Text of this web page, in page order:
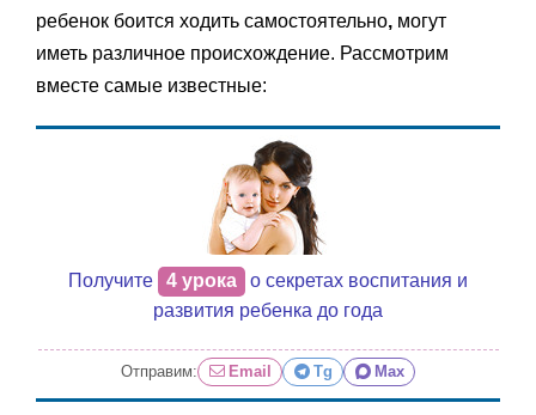
ребенок боится ходить самостоятельно, могут
иметь различное происхождение. Рассмотрим
вместе самые известные:
Получите 4 урока
о секретах воспитания и
развития ребенка до года
Отправим: Email Tg Max